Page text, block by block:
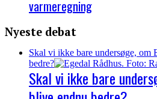
varmeregning
Nyeste debat
Skal vi ikke bare undersøge, om
bedre?
Skal vi ikke bare